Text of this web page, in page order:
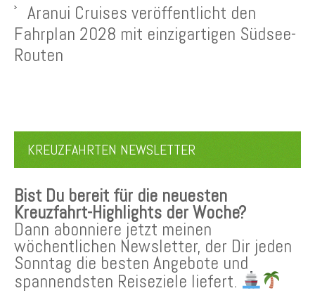
Aranui Cruises veröffentlicht den
Fahrplan 2028 mit einzigartigen Südsee-
Routen
KREUZFAHRTEN NEWSLETTER
Bist Du bereit für die neuesten
Kreuzfahrt-Highlights der Woche?
Dann abonniere jetzt meinen
wöchentlichen Newsletter, der Dir jeden
Sonntag die besten Angebote und
spannendsten Reiseziele liefert.